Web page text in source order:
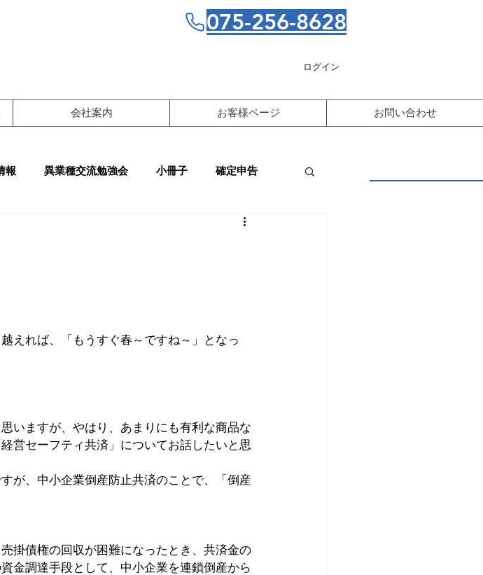
075-256-8628
ログイン
会社案内 お客様ページ お問い合わせ
報 異業種交流勉強会 小冊子 確定申告
えれば、「もうすぐ春～ですね～」となっ
いますが、やはり、あまりにも有利な商品な
営セーフティ共済」についてお話したいと思
が、中小企業倒産防止共済のことで、「倒産
掛債権の回収が困難になったとき、共済金の
金調達手段として、中小企業を連鎖倒産から